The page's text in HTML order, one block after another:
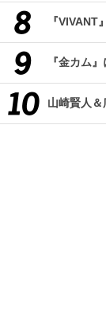
『VIVANT
『金カム
山崎賢人